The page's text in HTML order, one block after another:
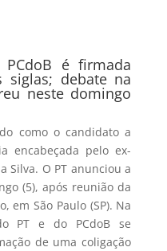
é firmada
siglas; debate na
neste domingo
como o candidato a
encabeçada pelo ex-
Silva. O PT anunciou a
(5), após reunião da
em São Paulo (SP). Na
PT e do PCdoB se
de uma coligação